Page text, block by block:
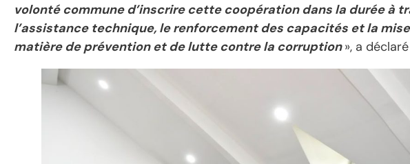
volonté commune d’inscrire cette coopération dans la durée à
l’assistance technique, le renforcement des capacités et la
matière de prévention et de lutte contre la corruption», a